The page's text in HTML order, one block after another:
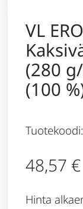
VL
(280
(100
48,57 €
Hinta